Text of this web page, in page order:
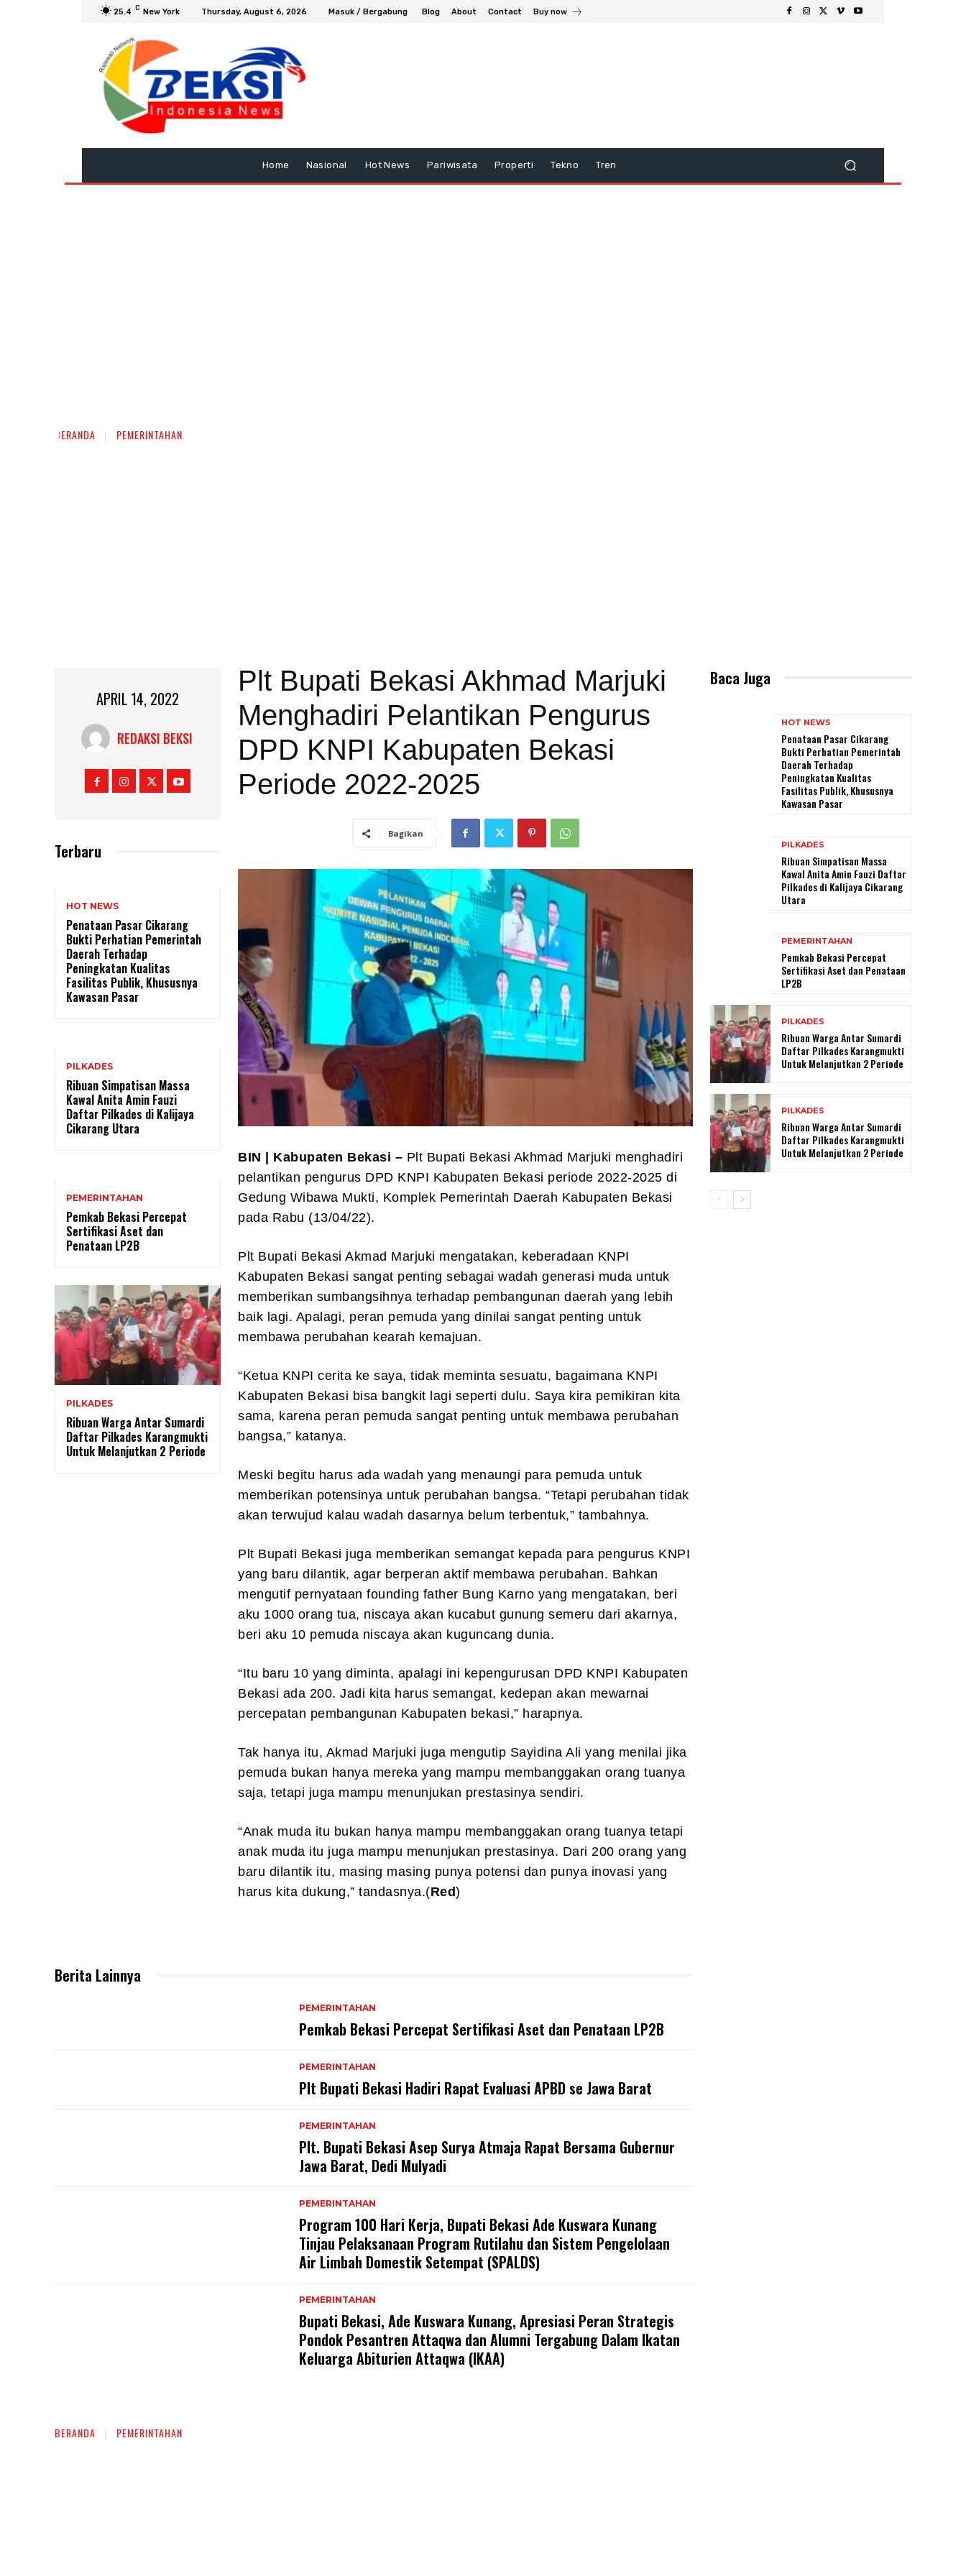
25.4 C New York Thursday, August 6, 2026 Masuk / Bergabung Blog About Contact Buy now
Home Nasional Hot News Pariwisata Properti Tekno Tren
BERANDA PEMERINTAHAN
APRIL 14, 2022
REDAKSI BEKSI
Terbaru
HOT NEWS
Penataan Pasar Cikarang
Bukti Perhatian Pemerintah
Daerah Terhadap
Peningkatan Kualitas
Fasilitas Publik, Khususnya
Kawasan Pasar
PILKADES
Ribuan Simpatisan Massa
Kawal Anita Amin Fauzi
Daftar Pilkades di Kalijaya
Cikarang Utara
PEMERINTAHAN
Pemkab Bekasi Percepat
Sertifikasi Aset dan
Penataan LP2B
PILKADES
Ribuan Warga Antar Sumardi
Daftar Pilkades Karangmukti
Untuk Melanjutkan 2 Periode
Plt Bupati Bekasi Akhmad Marjuki
Menghadiri Pelantikan Pengurus
DPD KNPI Kabupaten Bekasi
Periode 2022-2025
Bagikan
BIN | Kabupaten Bekasi – Plt Bupati Bekasi Akhmad Marjuki menghadiri
pelantikan pengurus DPD KNPI Kabupaten Bekasi periode 2022-2025 di
Gedung Wibawa Mukti, Komplek Pemerintah Daerah Kabupaten Bekasi
pada Rabu (13/04/22).
Plt Bupati Bekasi Akmad Marjuki mengatakan, keberadaan KNPI
Kabupaten Bekasi sangat penting sebagai wadah generasi muda untuk
memberikan sumbangsihnya terhadap pembangunan daerah yang lebih
baik lagi. Apalagi, peran pemuda yang dinilai sangat penting untuk
membawa perubahan kearah kemajuan.
“Ketua KNPI cerita ke saya, tidak meminta sesuatu, bagaimana KNPI
Kabupaten Bekasi bisa bangkit lagi seperti dulu. Saya kira pemikiran kita
sama, karena peran pemuda sangat penting untuk membawa perubahan
bangsa,” katanya.
Meski begitu harus ada wadah yang menaungi para pemuda untuk
memberikan potensinya untuk perubahan bangsa. “Tetapi perubahan tidak
akan terwujud kalau wadah dasarnya belum terbentuk,” tambahnya.
Plt Bupati Bekasi juga memberikan semangat kepada para pengurus KNPI
yang baru dilantik, agar berperan aktif membawa perubahan. Bahkan
mengutif pernyataan founding father Bung Karno yang mengatakan, beri
aku 1000 orang tua, niscaya akan kucabut gunung semeru dari akarnya,
beri aku 10 pemuda niscaya akan kuguncang dunia.
“Itu baru 10 yang diminta, apalagi ini kepengurusan DPD KNPI Kabupaten
Bekasi ada 200. Jadi kita harus semangat, kedepan akan mewarnai
percepatan pembangunan Kabupaten bekasi,” harapnya.
Tak hanya itu, Akmad Marjuki juga mengutip Sayidina Ali yang menilai jika
pemuda bukan hanya mereka yang mampu membanggakan orang tuanya
saja, tetapi juga mampu menunjukan prestasinya sendiri.
“Anak muda itu bukan hanya mampu membanggakan orang tuanya tetapi
anak muda itu juga mampu menunjukan prestasinya. Dari 200 orang yang
baru dilantik itu, masing masing punya potensi dan punya inovasi yang
harus kita dukung,” tandasnya.(Red)
Berita Lainnya
PEMERINTAHAN
Pemkab Bekasi Percepat Sertifikasi Aset dan Penataan LP2B
PEMERINTAHAN
Plt Bupati Bekasi Hadiri Rapat Evaluasi APBD se Jawa Barat
PEMERINTAHAN
Plt. Bupati Bekasi Asep Surya Atmaja Rapat Bersama Gubernur
Jawa Barat, Dedi Mulyadi
PEMERINTAHAN
Program 100 Hari Kerja, Bupati Bekasi Ade Kuswara Kunang
Tinjau Pelaksanaan Program Rutilahu dan Sistem Pengelolaan
Air Limbah Domestik Setempat (SPALDS)
PEMERINTAHAN
Bupati Bekasi, Ade Kuswara Kunang, Apresiasi Peran Strategis
Pondok Pesantren Attaqwa dan Alumni Tergabung Dalam Ikatan
Keluarga Abiturien Attaqwa (IKAA)
Baca Juga
HOT NEWS
Penataan Pasar Cikarang
Bukti Perhatian Pemerintah
Daerah Terhadap
Peningkatan Kualitas
Fasilitas Publik, Khususnya
Kawasan Pasar
PILKADES
Ribuan Simpatisan Massa
Kawal Anita Amin Fauzi Daftar
Pilkades di Kalijaya Cikarang
Utara
PEMERINTAHAN
Pemkab Bekasi Percepat
Sertifikasi Aset dan Penataan
LP2B
PILKADES
Ribuan Warga Antar Sumardi
Daftar Pilkades Karangmukti
Untuk Melanjutkan 2 Periode
PILKADES
Ribuan Warga Antar Sumardi
Daftar Pilkades Karangmukti
Untuk Melanjutkan 2 Periode